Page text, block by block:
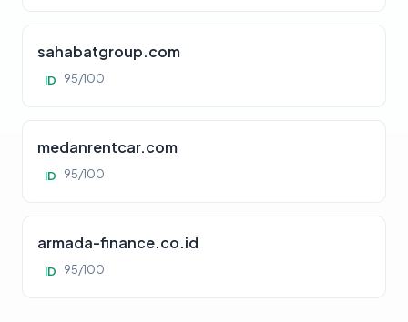
sahabatgroup.com
ID 95/100
medanrentcar.com
ID 95/100
armada-finance.co.id
ID 95/100